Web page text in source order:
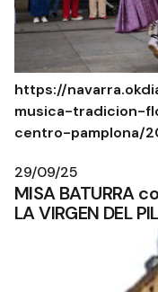
https://
musica-tradicion-
centro-pamplona/
29/09/25
MISA BATURRA
LA VIRGEN DEL